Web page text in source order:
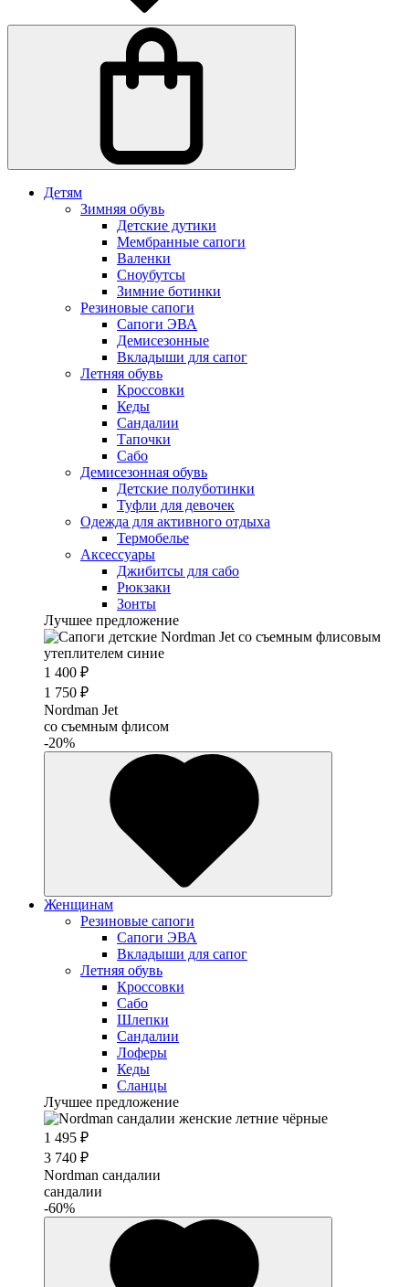
Детям
Зимняя обувь
Детские дутики
Мембранные сапоги
Валенки
Сноубутсы
Зимние ботинки
Резиновые сапоги
Сапоги ЭВА
Демисезонные
Вкладыши для сапог
Летняя обувь
Кроссовки
Кеды
Сандалии
Тапочки
Сабо
Демисезонная обувь
Детские полуботинки
Туфли для девочек
Одежда для активного отдыха
Термобелье
Аксессуары
Джибитсы для сабо
Рюкзаки
Зонты
Лучшее предложение
1 400 ₽
1 750 ₽
Nordman Jet
со съемным флисом
-20%
Женщинам
Резиновые сапоги
Cапоги ЭВА
Вкладыши для сапог
Летняя обувь
Кроссовки
Сабо
Шлепки
Сандалии
Лоферы
Кеды
Сланцы
Лучшее предложение
1 495 ₽
3 740 ₽
Nordman сандалии
сандалии
-60%